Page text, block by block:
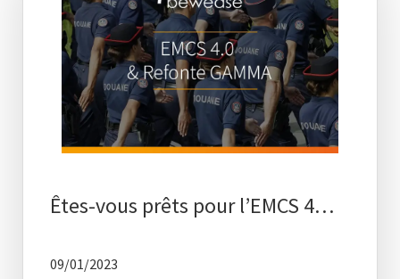
Êtes-vous prêts pour l’EMCS 4…
09/01/2023